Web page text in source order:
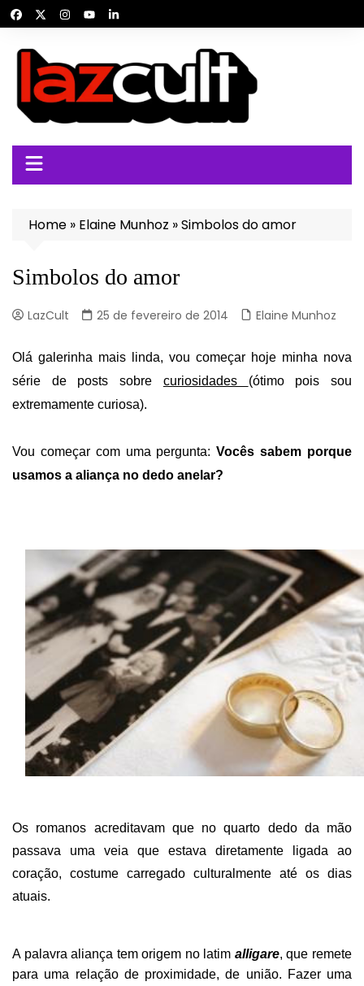
para
conteúdo
Home » Elaine Munhoz »Simbolos do amor
Simbolos do amor
LazCult 25 de fevereiro de 2014 Elaine Munhoz
Olá galerinha mais linda, vou começar hoje minha nova
série de posts sobre curiosidades (ótimo pois sou
extremamente curiosa).
Vou começar com uma pergunta:Vocês sabem porque
usamos a aliança no dedo anelar?
Os romanos acreditavam que no quarto dedo da mão
passava uma veia que estava diretamente ligada ao
coração, costume carregado culturalmente até os dias
atuais.
A palavra aliança tem origem no latim alligare, que remete
para uma relação de proximidade, de união. Fazer uma